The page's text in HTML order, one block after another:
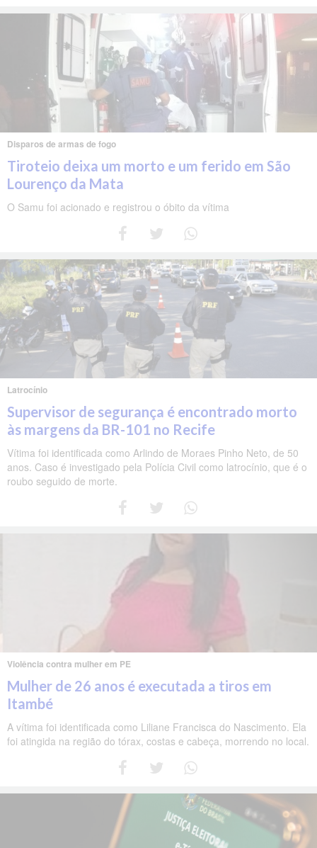
Disparos de armas de fogo
Tiroteio deixa um morto e um ferido em São
Lourenço da Mata
O Samu foi acionado e registrou o óbito da vítima
Latrocínio
Supervisor de segurança é encontrado morto
às margens da BR-101 no Recife
Vítima foi identificada como Arlindo de Moraes Pinho Neto, de 50
anos. Caso é investigado pela Polícia Civil como latrocínio, que é o
roubo seguido de morte.
Violência contra mulher em PE
Mulher de 26 anos é executada a tiros em
Itambé
A vítima foi identificada como Liliane Francisca do Nascimento. Ela
foi atingida na região do tórax, costas e cabeça, morrendo no local.